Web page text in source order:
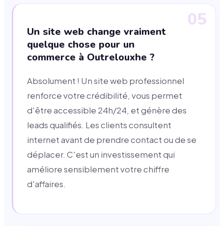
05
Un site web change vraiment
quelque chose pour un
commerce à Outrelouxhe ?
Absolument ! Un site web professionnel
renforce votre crédibilité, vous permet
d'être accessible 24h/24, et génère des
leads qualifiés. Les clients consultent
internet avant de prendre contact ou de se
déplacer. C'est un investissement qui
améliore sensiblement votre chiffre
d'affaires.